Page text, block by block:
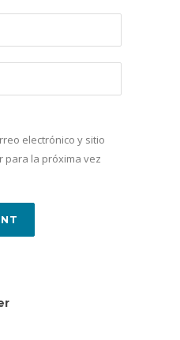
electrónico y sitio
para la próxima vez